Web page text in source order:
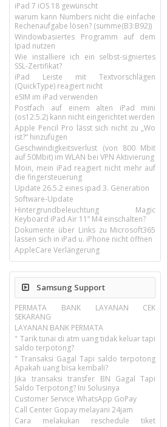
iPad 7 iOS 18 gewünscht
warum kann Numbers nicht die einfache
Rechenaufgabe lösen? (summe(B3:B92))
Windowbasiertes Programm auf dem
Ipad nutzen
Wie installiere ich ein selbst-signiertes
SSL-Zertifikat?
iPad Leiste mit Textvorschlägen
(QuickType) reagiert nicht
eSIM im iPad verwenden
Postfach auf einem alten iPad mini
(os12.5.2) kann nicht eingerichtet werden
Apple Pencil Pro lässt sich nicht zu „Wo
ist?“ hinzufügen
Geschwindigkeitsverlust (von 800 Mbit
auf 50Mbit) im WLAN bei VPN Aktivierung
Moin, mein iPad reagiert nicht mehr auf
die fingersteuerung
Update 26.5.2 eines ipad 3. Generation
Software-Update
Hintergrundbeleuchtung Magic
Keyboard iPad Air 11’’ M4 einschalten?
Dokumente über Links zu Microsoft365
lassen sich in iPad u. iPhone nicht öffnen
AppleCare Verlängerung
Samsung Support
PERMATA BANK LAYANAN CEK
SEKARANG
LAYANAN BANK PERMATA
" Tarik tunai di atm uang tidak keluar tapi
saldo terpotong?
" Transaksi Gagal Tapi saldo terpotong
Apakah uang bisa kembali?
Jika transaksi transfer BN Gagal Tapi
Saldo Terpotong? Ini Solusinya
Customer Service WhatsApp GoPay
Call Center Gopay melayani 24jam
Cara melakukan reschedule tiket